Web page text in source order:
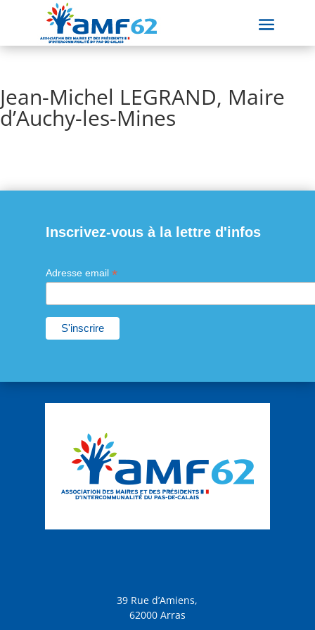
Jean-Michel LEGRAND, Maire
d’Auchy-les-Mines
Inscrivez-vous à la lettre d'infos
Adresse email *
39 Rue d’Amiens,
62000 Arras